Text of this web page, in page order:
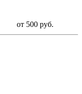
от 500 руб.